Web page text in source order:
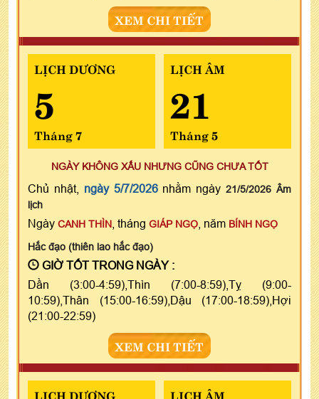
XEM CHI TIẾT
LỊCH DƯƠNG
5
Tháng 7
LỊCH ÂM
21
Tháng 5
NGÀY KHÔNG XẤU NHƯNG CŨNG CHƯA TỐT
Chủ nhật, ngày 5/7/2026nhằm ngày21/5/2026 Âm
lịch
Ngày CANH THÌN , tháng GIÁP NGỌ , năm BÍNH NGỌ
Hắc đạo (thiên lao hắc đạo)
GIỜ TỐT TRONG NGÀY :
Dần (3:00-4:59),Thìn (7:00-8:59),Tỵ (9:00-
10:59),Thân (15:00-16:59),Dậu (17:00-18:59),Hợi
(21:00-22:59)
XEM CHI TIẾT
LỊCH DƯƠNG LỊCH ÂM